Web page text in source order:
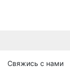
Свяжись с нами